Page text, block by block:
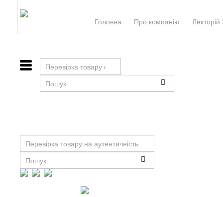
Головна Про компанiю